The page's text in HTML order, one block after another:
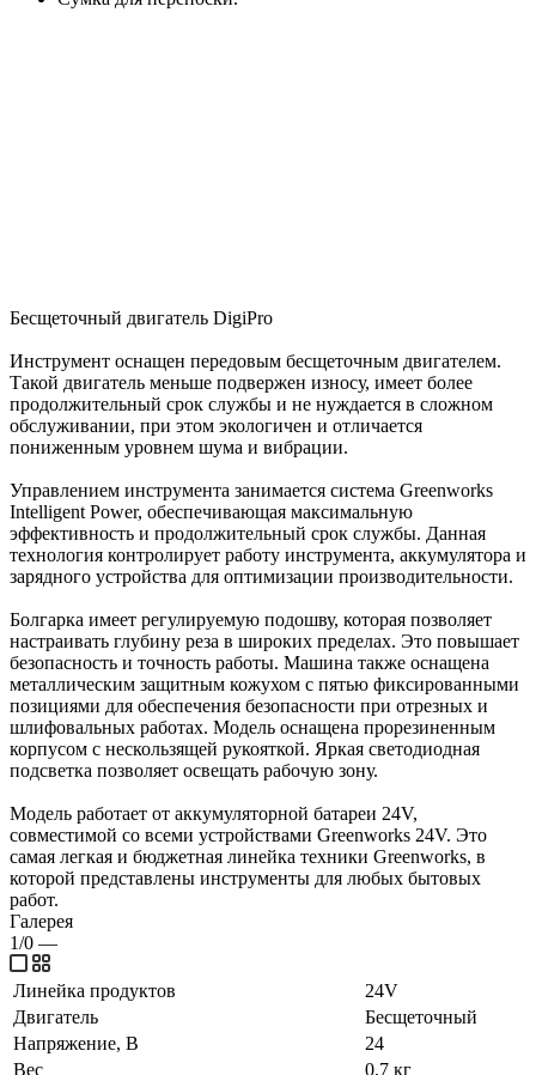
Бесщеточный двигатель DigiPro
Инструмент оснащен передовым бесщеточным двигателем.
Такой двигатель меньше подвержен износу, имеет более
продолжительный срок службы и не нуждается в сложном
обслуживании, при этом экологичен и отличается
пониженным уровнем шума и вибрации.
Управлением инструмента занимается система Greenworks
Intelligent Power, обеспечивающая максимальную
эффективность и продолжительный срок службы. Данная
технология контролирует работу инструмента, аккумулятора и
зарядного устройства для оптимизации производительности.
Болгарка имеет регулируемую подошву, которая позволяет
настраивать глубину реза в широких пределах. Это повышает
безопасность и точность работы. Машина также оснащена
металлическим защитным кожухом с пятью фиксированными
позициями для обеспечения безопасности при отрезных и
шлифовальных работах. Модель оснащена прорезиненным
корпусом с нескользящей рукояткой. Яркая светодиодная
подсветка позволяет освещать рабочую зону.
Модель работает от аккумуляторной батареи 24V,
совместимой со всеми устройствами Greenworks 24V. Это
самая легкая и бюджетная линейка техники Greenworks, в
которой представлены инструменты для любых бытовых
работ.
Галерея
1/0 —
Линейка продуктов
24V
Двигатель
Бесщеточный
Напряжение, В
24
Вес
0,7 кг